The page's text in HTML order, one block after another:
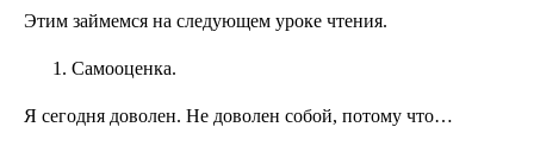
Этим займемся на следующем уроке чтения.
Самооценка.
Я сегодня доволен. Не доволен собой, потому что…